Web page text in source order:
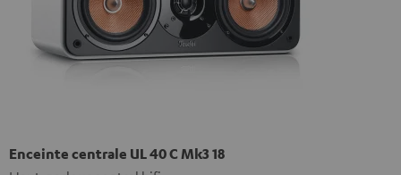
Enceinte centrale UL 40 C Mk3 18